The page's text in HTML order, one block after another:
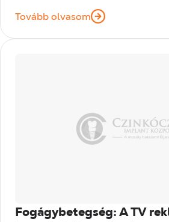
Tovább olvasom
Fogágybetegség: A TV